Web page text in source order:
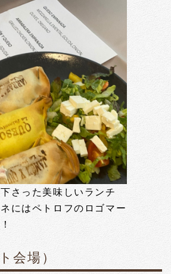
さった美味しいランチ
にはペトロフのロゴマー
会場）